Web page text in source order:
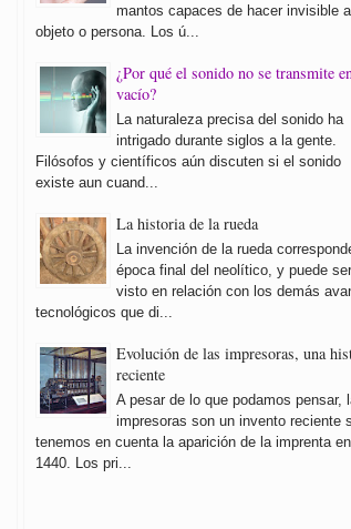
mantos capaces de hacer invisible
objeto o persona. Los ú...
¿Por qué el sonido no se transmite
vacío?
La naturaleza precisa del sonido ha
intrigado durante siglos a la gente.
Filósofos y científicos aún discuten si el sonido
existe aun cuand...
La historia de la rueda
La invención de la rueda
época final del neolítico, y puede ser
visto en relación con los demás
tecnológicos que di...
Evolución de las impresoras, una
reciente
A pesar de lo que podamos pensar,
impresoras son un invento reciente
tenemos en cuenta la aparición de la imprenta en
1440. Los pri...